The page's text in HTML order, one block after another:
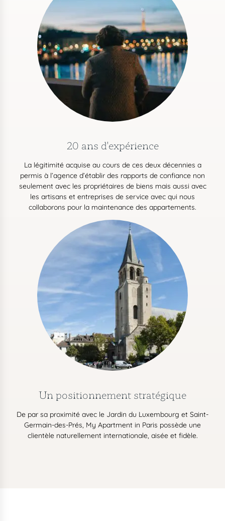
20 ans d'expérience
La légitimité acquise au cours de ces deux décennies a
permis à l’agence d’établir des rapports de confiance non
seulement avec les propriétaires de biens mais aussi avec
les artisans et entreprises de service avec qui nous
collaborons pour la maintenance des appartements.
Un positionnement stratégique
De par sa proximité avec le Jardin du Luxembourg et Saint-
Germain-des-Prés, My Apartment in Paris possède une
clientèle naturellement internationale, aisée et fidèle.